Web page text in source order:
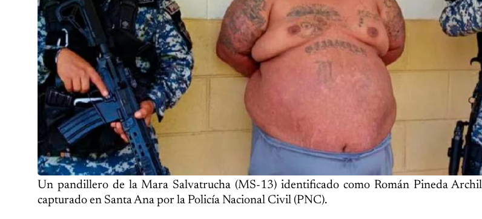
Un pandillero de la Mara Salvatrucha (MS-13) identificado como Román Pineda
capturado en Santa Ana por la Policía Nacional Civil (PNC).